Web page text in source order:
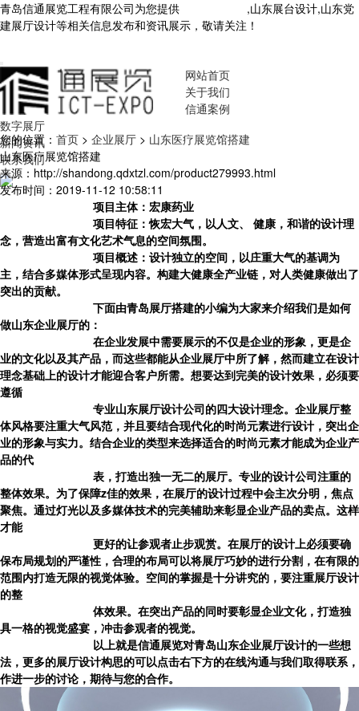
青岛信通展览工程有限公司为您提供
,山东展台设计,山东党
建展厅设计等相关信息发布和资讯展示，敬请关注！
网站首页
关于我们
信通案例
数字展厅
新闻资讯
联系我们
您的位置： 首页 > 企业展厅 > 山东医疗展览馆搭建
山东医疗展览馆搭建
来源：http://shandong.qdxtzl.com/product279993.html
发布时间：2019-11-12 10:58:11
项目主体：宏康药业
项目特征：恢宏大气，以人文、 健康，和谐的设计理
念，营造出富有文化艺术气息的空间氛围。
项目概述：设计独立的空间，以庄重大气的基调为
主，结合多媒体形式呈现内容。构建大健康全产业链，对人类健康做出了
突出的贡献。
下面由青岛展厅搭建的小编为大家来介绍我们是如何
做山东企业展厅的：
在企业发展中需要展示的不仅是企业的形象，更是企
业的文化以及其产品，而这些都能从企业展厅中所了解，然而建立在设计
理念基础上的设计才能迎合客户所需。想要达到完美的设计效果，必须要
遵循
专业山东展厅设计公司的四大设计理念。企业展厅整
体风格要注重大气风范，并且要结合现代化的时尚元素进行设计，突出企
业的形象与实力。结合企业的类型来选择适合的时尚元素才能成为企业产
品的代
表，打造出独一无二的展厅。专业的设计公司注重的
整体效果。为了保障z佳的效果，在展厅的设计过程中会主次分明，焦点
聚焦。通过灯光以及多媒体技术的完美辅助来彰显企业产品的卖点。这样
才能
更好的让参观者止步观赏。在展厅的设计上必须要确
保布局规划的严谨性，合理的布局可以将展厅巧妙的进行分割，在有限的
范围内打造无限的视觉体验。空间的掌握是十分讲究的，要注重展厅设计
的整
体效果。在突出产品的同时要彰显企业文化，打造独
具一格的视觉盛宴，冲击参观者的视觉。
以上就是信通展览对青岛山东企业展厅设计的一些想
法，更多的展厅设计构思的可以点击右下方的在线沟通与我们取得联系，
作进一步的讨论，期待与您的合作。